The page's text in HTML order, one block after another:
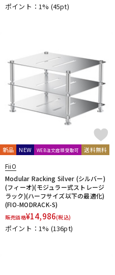
ポイント：1% (45pt)
新品 NEW WEB注文店頭受取可 送料無料
FiiO
Modular Racking Silver (シルバー)
(フィーオ)(モジュラー式ストレージ
ラック)(ハーフサイズ以下の最適化)
(FIO-MODRACK-S)
販売価格¥14,986(税込)
ポイント：1% (136pt)